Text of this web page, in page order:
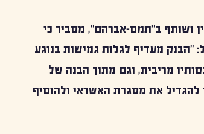
ושותף ב"תמם-אברהם", מסביר כי
"הבנק מעדיף לגלות גמישות בנוגע
מריבית, וגם מתוך הבנה של
להגדיל את מסגרת האשראי ולהוסיף